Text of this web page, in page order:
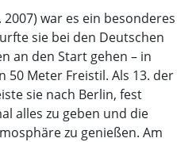
2007) war es ein besonderes
sie bei den Deutschen
an den Start gehen – in
50 Meter Freistil. Als 13. der
sie nach Berlin, fest
alles zu geben und die
zu genießen. Am